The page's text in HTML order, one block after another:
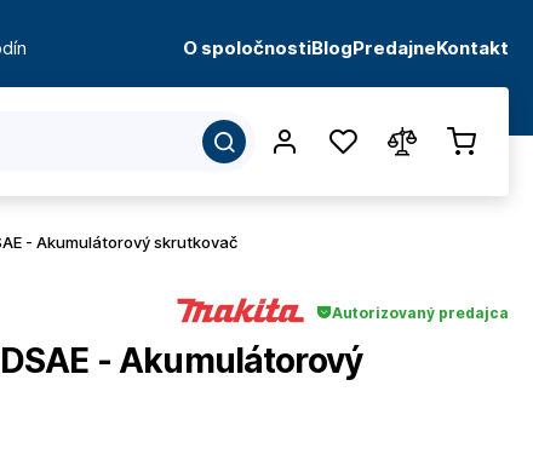
O spoločnostiBlogPredajneKontakt
- Akumulátorový skrutkovač
Autorizovaný predajca
- Akumulátorový